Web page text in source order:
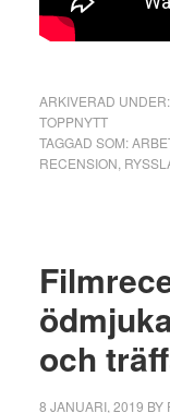
ARKIVERAD UNDER:
TOPPNYTT
TAGGAD SOM:
RECENSION
och
8 JANUARI, 2019 BY